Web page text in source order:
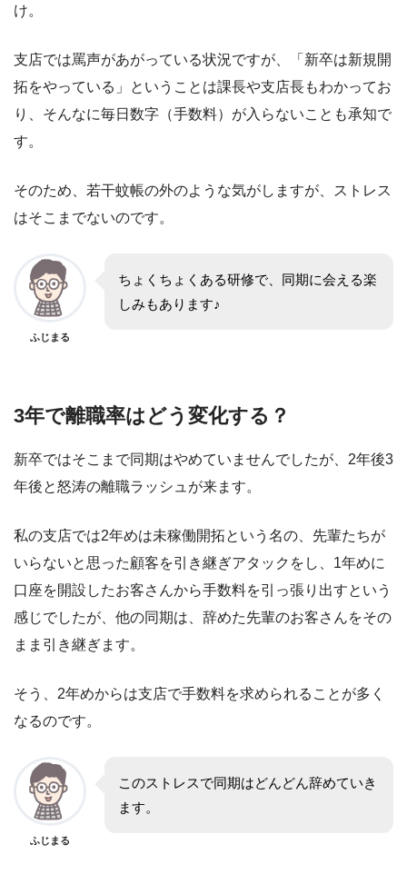
け。
支店では罵声があがっている状況ですが、「新卒は新規開
拓をやっている」ということは課長や支店長もわかってお
り、そんなに毎日数字（手数料）が入らないことも承知で
す。
そのため、若干蚊帳の外のような気がしますが、ストレス
はそこまでないのです。
ふじまる
ちょくちょくある研修で、同期に会える楽
しみもあります♪
3年で離職率はどう変化する？
新卒ではそこまで同期はやめていませんでしたが、2年後3
年後と怒涛の離職ラッシュが来ます。
私の支店では2年めは未稼働開拓という名の、先輩たちが
いらないと思った顧客を引き継ぎアタックをし、1年めに
口座を開設したお客さんから手数料を引っ張り出すという
感じでしたが、他の同期は、辞めた先輩のお客さんをその
まま引き継ぎます。
そう、2年めからは支店で手数料を求められることが多く
なるのです。
ふじまる
このストレスで同期はどんどん辞めていき
ます。